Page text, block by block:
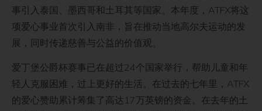
事引入泰国、墨西哥和土耳其等国家。本年度，ATFX将这
项爱心事业首次引入南非，旨在推动当地高尔夫运动的发
展，同时传递慈善与公益的价值观。
爱丁堡公爵杯赛事已在超过24个国家举行，帮助儿童和年
轻人克服困难，过上更好的生活。在过去的七年里，ATFX
的爱心赞助累计筹集了高达17万英镑的资金。在去年的土